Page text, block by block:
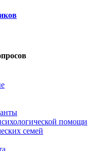
помощи
семей